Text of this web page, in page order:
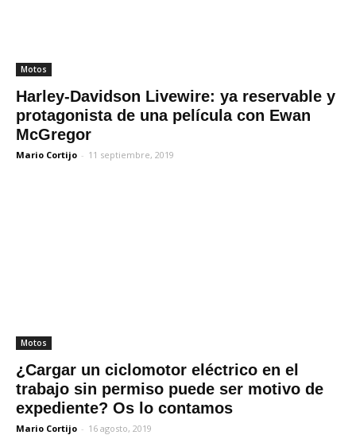
Motos
Harley-Davidson Livewire: ya reservable y
protagonista de una película con Ewan
McGregor
Mario Cortijo - 11 septiembre, 2019
Motos
¿Cargar un ciclomotor eléctrico en el
trabajo sin permiso puede ser motivo de
expediente? Os lo contamos
Mario Cortijo - 16 agosto, 2019